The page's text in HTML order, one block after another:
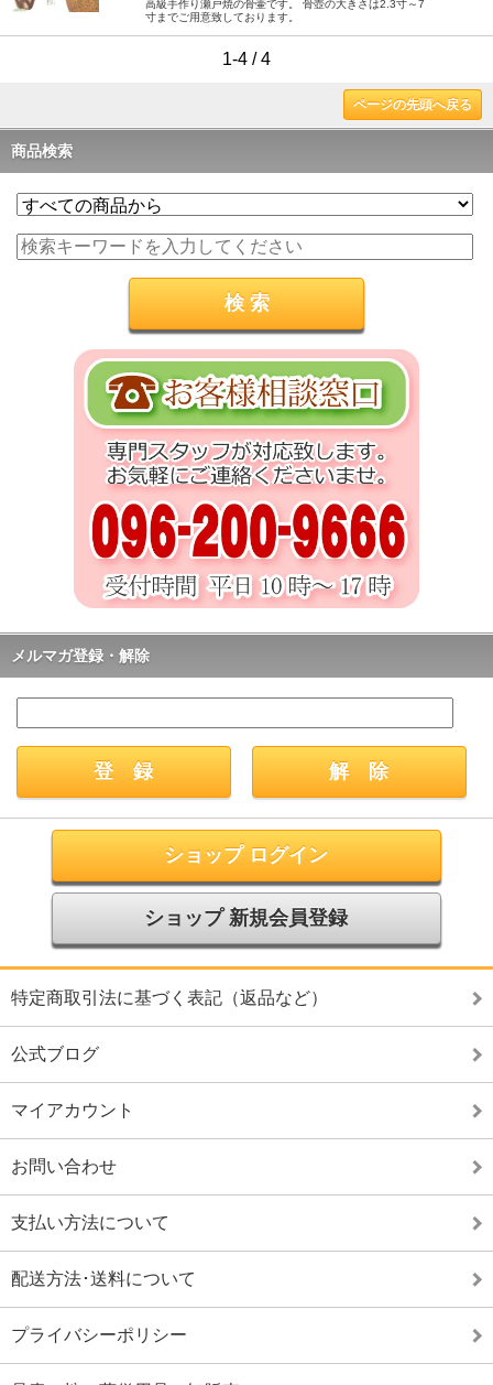
高級手作り瀬戸焼の骨壷です。 骨壺の大きさは2.3寸～7
寸までご用意致しております。
1-4 / 4
ページの先頭へ戻る
商品検索
メルマガ登録・解除
ショップ ログイン
ショップ 新規会員登録
特定商取引法に基づく表記（返品など）
公式ブログ
マイアカウント
お問い合わせ
支払い方法について
配送方法･送料について
プライバシーポリシー